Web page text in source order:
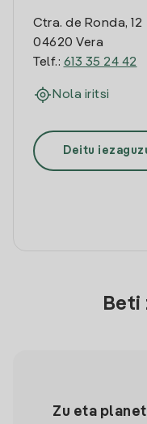
Ctra. de Ronda, 12
04620 Vera
Telf.: 613 35 24 42
Nola iritsi
Deitu
Beti
Zu eta